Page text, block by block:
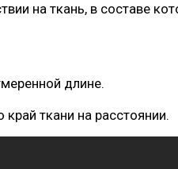
на ткань, в составе
длине.
ткани на расстоянии.